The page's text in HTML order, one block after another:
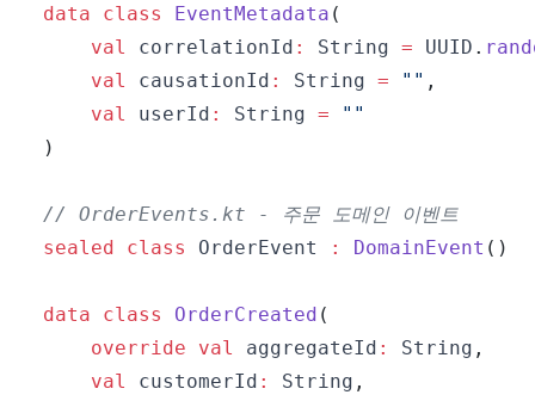
data class EventMetadata (
val
correlationId : String = UUID .
val
causationId : String = "" ,
val
userId : String =
""
)
// OrderEvents.kt - 주문 도메인 이벤트
sealed
class OrderEvent : DomainEvent ( )
data class OrderCreated (
override
val aggregateId : String ,
val
customerId : String ,